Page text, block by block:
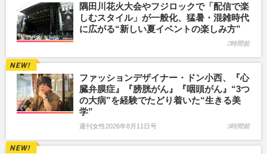
隅田川花火大会やフジロックで「配信で楽
しむスタイル」が一般化、猛暑・混雑時代
に広がる“新しい夏イベントの楽しみ方”
2時間前
ファッションデザイナー・ドン小西、『心
臓弁膜症』『膀胱がん』『咽頭がん』“3つ
の大病”を経験でたどり着いた“生きる美
学”
週刊女性2026年8月11日号 3時間前